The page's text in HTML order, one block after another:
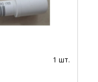
1 шт.